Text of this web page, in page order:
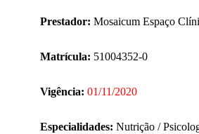
Prestador: Mosaicum Espaço
Matrícula: 51004352-0
Vigência: 01/11/2020
Especialidades: Nutrição /